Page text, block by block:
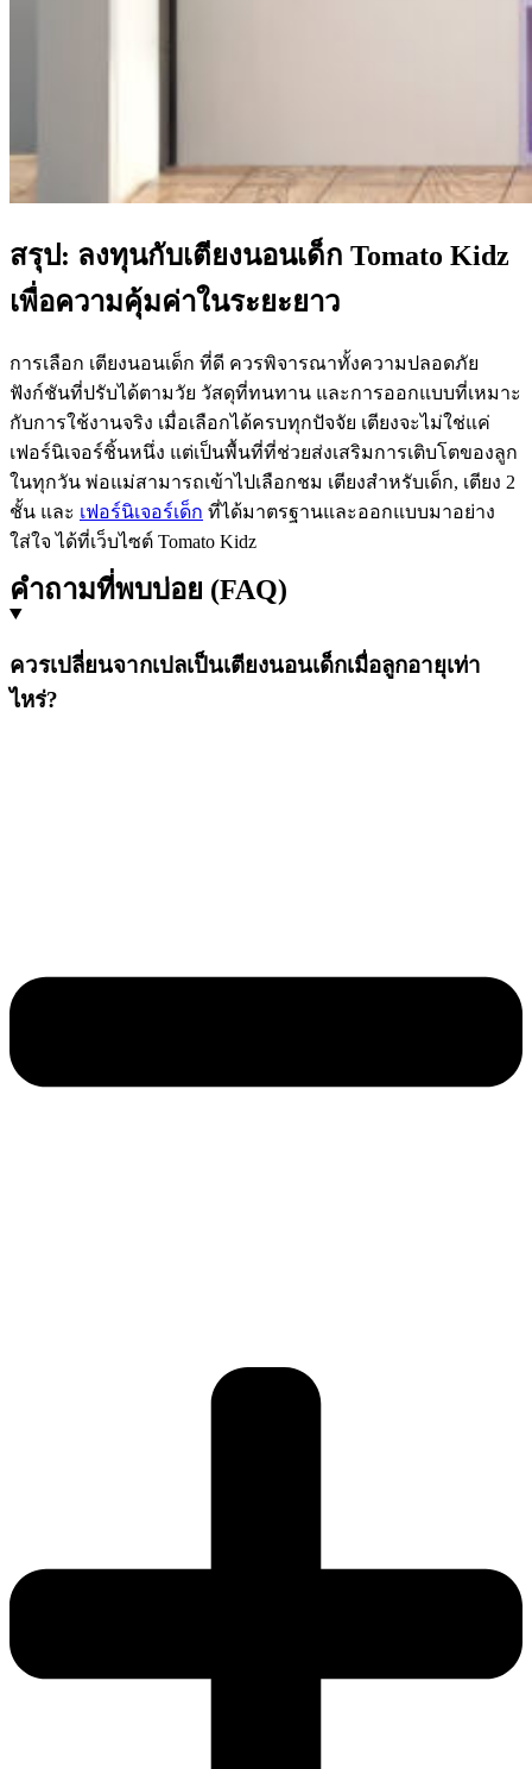
สรุป: ลงทุนกับเตียงนอนเด็ก Tomato Kidz
เพื่อความคุ้มค่าในระยะยาว
การเลือก เตียงนอนเด็ก ที่ดี ควรพิจารณาทั้งความปลอดภัย
ฟังก์ชันที่ปรับได้ตามวัย วัสดุที่ทนทาน และการออกแบบที่เหมาะ
กับการใช้งานจริง เมื่อเลือกได้ครบทุกปัจจัย เตียงจะไม่ใช่แค่
เฟอร์นิเจอร์ชิ้นหนึ่ง แต่เป็นพื้นที่ที่ช่วยส่งเสริมการเติบโตของลูก
ในทุกวัน พ่อแม่สามารถเข้าไปเลือกชม เตียงสำหรับเด็ก, เตียง 2
ชั้น และ เฟอร์นิเจอร์เด็ก ที่ได้มาตรฐานและออกแบบมาอย่าง
ใส่ใจ ได้ที่เว็บไซต์ Tomato Kidz
คำถามที่พบบ่อย (FAQ)
ควรเปลี่ยนจากเปลเป็นเตียงนอนเด็กเมื่อลูกอายุเท่า
ไหร่?